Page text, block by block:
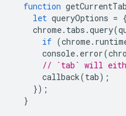
function getCurrentTab
let queryOptions = {
chrome. tabs .query(
if (chrome.
console. error(
// `tab` will
callback(tab);
});
}